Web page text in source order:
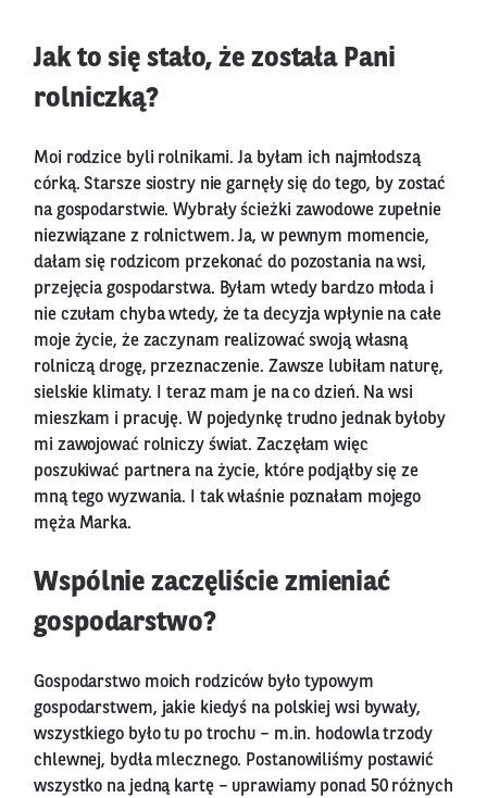
Jak to się stało, że została Pani
rolniczką?
Moi rodzice byli rolnikami. Ja byłam ich najmłodszą
córką. Starsze siostry nie garnęły się do tego, by zostać
na gospodarstwie. Wybrały ścieżki zawodowe zupełnie
niezwiązane z rolnictwem. Ja, w pewnym momencie,
dałam się rodzicom przekonać do pozostania na wsi,
przejęcia gospodarstwa. Byłam wtedy bardzo młoda i
nie czułam chyba wtedy, że ta decyzja wpłynie na całe
moje życie, że zaczynam realizować swoją własną
rolniczą drogę, przeznaczenie. Zawsze lubiłam naturę,
sielskie klimaty. I teraz mam je na co dzień. Na wsi
mieszkam i pracuję. W pojedynkę trudno jednak byłoby
mi zawojować rolniczy świat. Zaczęłam więc
poszukiwać partnera na życie, które podjąłby się ze
mną tego wyzwania. I tak właśnie poznałam mojego
męża Marka.
Wspólnie zaczęliście zmieniać
gospodarstwo?
Gospodarstwo moich rodziców było typowym
gospodarstwem, jakie kiedyś na polskiej wsi bywały,
wszystkiego było tu po trochu – m.in. hodowla trzody
chlewnej, bydła mlecznego. Postanowiliśmy postawić
wszystko na jedną kartę – uprawiamy ponad 50 różnych